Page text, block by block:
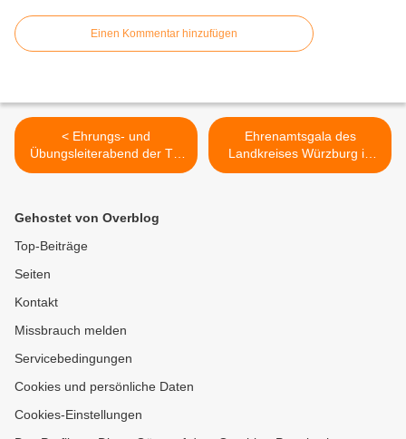
Einen Kommentar hinzufügen
< Ehrungs- und
Übungsleiterabend der TG
Veitshöchheim – Ein Verein
Ehrenamtsgala des
Landkreises Würzburg in
den Veitshöchheimer
Gehostet von Overblog
Top-Beiträge
Seiten
Kontakt
Missbrauch melden
Servicebedingungen
Cookies und persönliche Daten
Cookies-Einstellungen